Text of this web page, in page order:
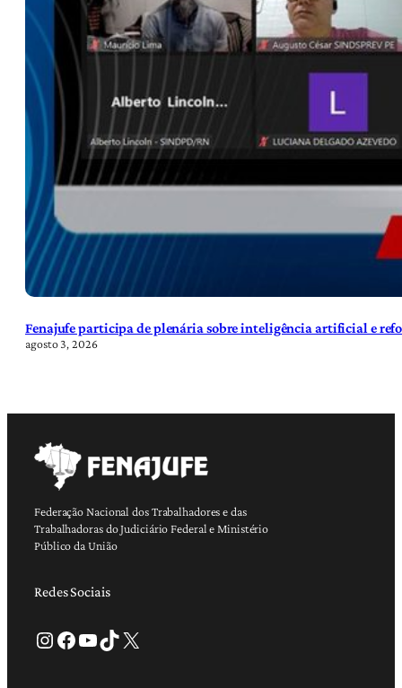
Fenajufe participa de plenária sobre inteligência artificial e
agosto 3, 2026
Federação Nacional dos Trabalhadores e das
Trabalhadoras do Judiciário Federal e Ministério
Público da União
Redes Sociais
Instagram Facebook Youtube TikTok X